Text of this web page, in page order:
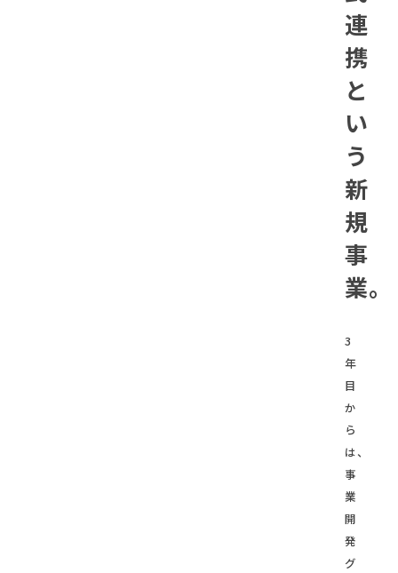
連
携
と
い
う
新
規
事
業。
3
年
目
か
ら
は、
事
業
開
発
グ